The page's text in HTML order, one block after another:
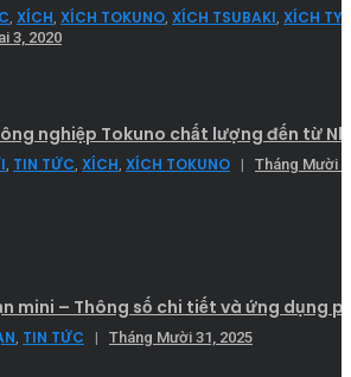
XÍCH XÍCH TOKUNO XÍCH TSUBAKI XÍCH
3, 2020
nghiệp Tokuno chất lượng đến từ
TIN TỨC XÍCH XÍCH TOKUNO | Tháng Mười
mini – Thông số chi tiết và ứng dụng
TIN TỨC | Tháng Mười 31, 2025